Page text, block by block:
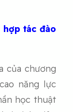
tác đào
của chương
năng lực
học thuật